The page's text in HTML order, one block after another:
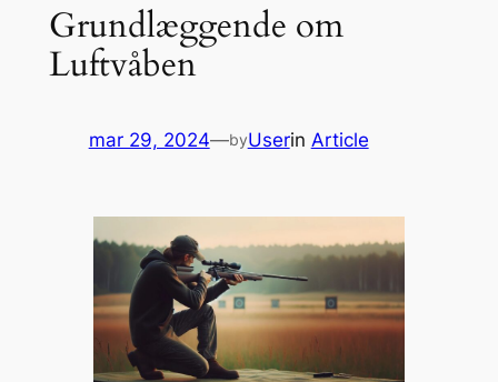
Grundlæggende om
Luftvåben
mar 29, 2024—byUserin Article